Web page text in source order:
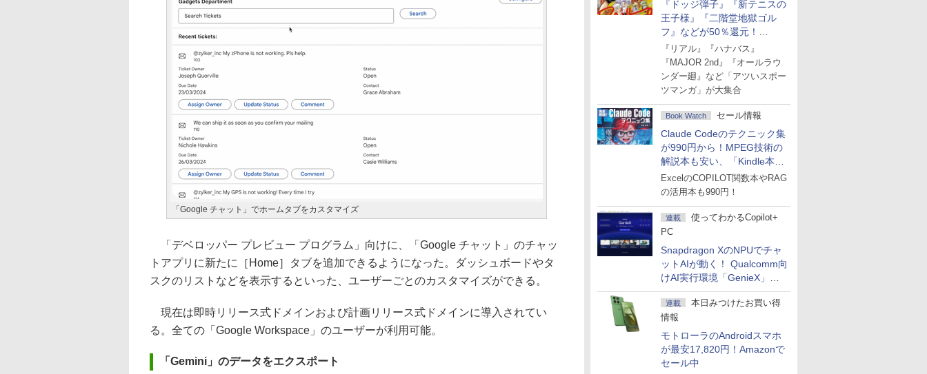
『ドッジ弾子』『新テニスの
王子様』『二階堂地獄ゴル
フ』などが50％還元！
Amazonマンガ週末セール
『リアル』『ハナバス』
『MAJOR 2nd』『オールラウ
ンダー廻』など「アツいスポー
ツマンガ」が大集合
Book Watch セール情報
Claude Codeのテクニック集
が990円から！MPEG技術の
解説本も安い、「Kindle本サ
マーセール」第2弾開始！
ExcelのCOPILOT関数本やRAG
の活用本も990円！
連載
使ってわかるCopilot+
PC
Snapdragon XのNPUでチャ
ットAIが動く！ Qualcomm向
けAI実行環境「GenieX」を
試してみた
連載
本日みつけたお買い得
情報
モトローラのAndroidスマホ
が最安17,820円！Amazonで
セール中
「Google チャット」でホームタブをカスタマイズ
「デベロッパー プレビュー プログラム」向けに、「Google チャット」のチャッ
トアプリに新たに［Home］タブを追加できるようになった。ダッシュボードやタ
スクのリストなどを表示するといった、ユーザーごとのカスタマイズができる。
現在は即時リリース式ドメインおよび計画リリース式ドメインに導入されてい
る。全ての「Google Workspace」のユーザーが利用可能。
「Gemini」のデータをエクスポート